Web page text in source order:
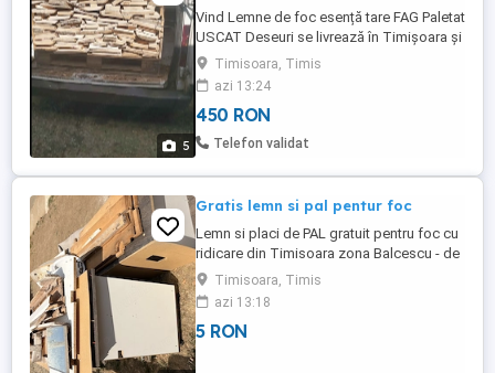
5
Vind Lemne de foc esență tare FAG Paletat
USCAT Deseuri se livrează în Timișoara și
Timiș doar lemn sănătos lemn de calitate
nu coajă sau putregai doar lemn sănătos
Timisoara, Timis
azi 13:24
450 RON
Telefon validat
Gratis lemn si pal pentur foc
Lemn si placi de PAL gratuit pentru foc cu
ridicare din Timisoara zona Balcescu - de
la curte
Timisoara, Timis
azi 13:18
5 RON